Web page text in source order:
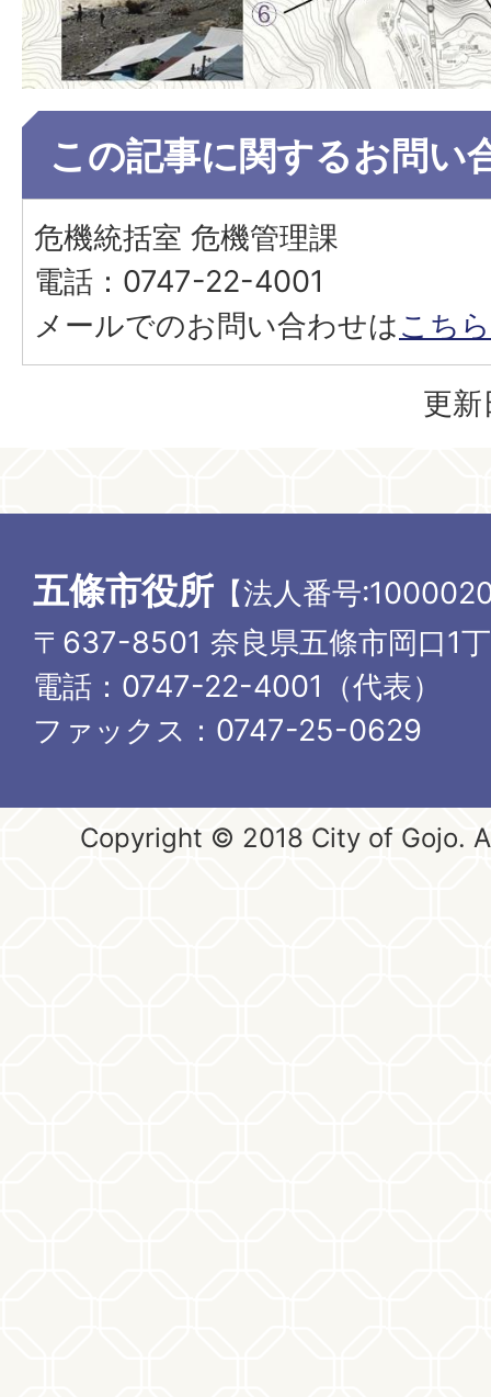
この記事に関するお問い
危機統括室 危機管理課
電話：0747-22-4001
メールでのお問い合わせはこちら
更
五條市役所 【法人番号
〒637-8501 奈良県五條市岡口1
電話：0747-22-4001（代表）
ファックス：0747-25-0629
Copyright © 2018 City of Gojo.